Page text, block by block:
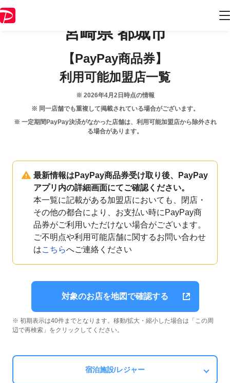
宮崎県 都城市
【PayPay商品券】
利用可能加盟店一覧
※ 2026年4月2日 時点の情報
※ 同一店舗でも重複して掲載されている場合がございます。
※ 一定期間PayPay決済がなかった店舗は、利用可能加盟店から除外され
る場合があります。
最新情報はPayPay商品券受け取り後、PayPay
アプリ内の詳細画面にてご確認ください。
本一覧に記載がある加盟店においても、閉店・
その他の都合により、お支払い時にPayPay商
品券がご利用いただけない場合がございます。
ご不明点や利用可能店舗に関するお問い合わせ
はこちらへご連絡ください
対象のお店を地図で確認する
※ 初期表示は40件までとなります。移動/拡大・縮小した場合は「この周
辺で再検索」をクリックしてください。
宿泊施設/レジャー